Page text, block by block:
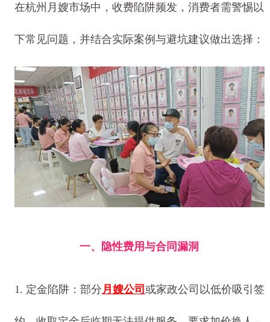
在杭州月嫂市场中，收费陷阱频发，消费者需警惕以
下常见问题，并结合实际案例与避坑建议做出选择：
一、隐性费用与合同漏洞
1. 定金陷阱：部分 月嫂公司 或家政公司以低价吸引签